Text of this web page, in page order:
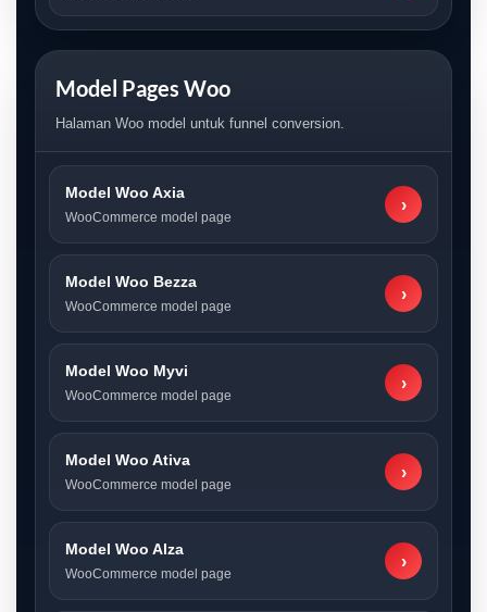
Model Pages Woo
Halaman Woo model untuk funnel conversion.
Model Woo Axia
WooCommerce model page
›
Model Woo Bezza
WooCommerce model page
›
Model Woo Myvi
WooCommerce model page
›
Model Woo Ativa
WooCommerce model page
›
Model Woo Alza
WooCommerce model page
›